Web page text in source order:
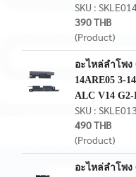
SKU :
390 THB
(Product)
อะไหล่ลำโพง
14ARE05 3-
ALC V14 G2-
SKU : SKLE013
490 THB
(Product)
อะไหล่ลำโพง